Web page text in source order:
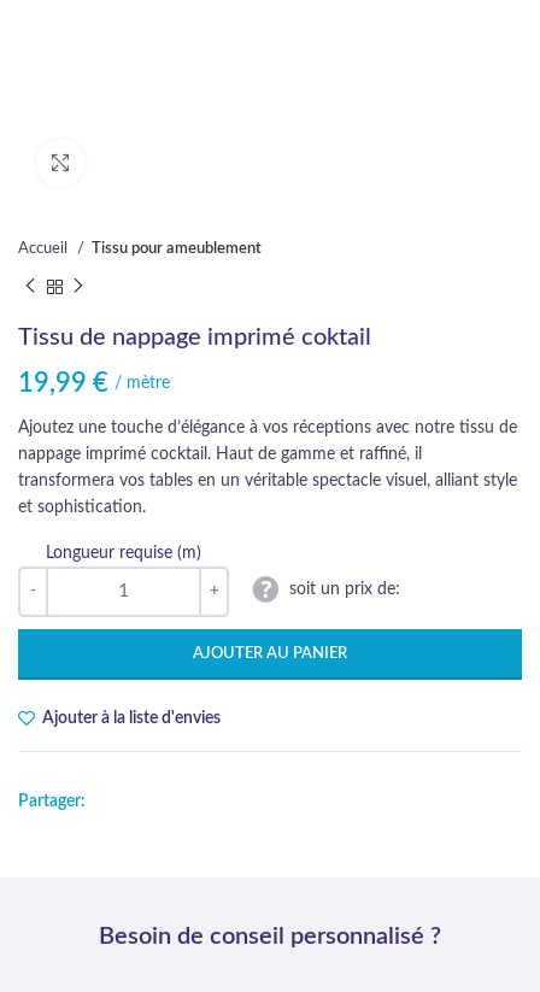
Accueil Tissu pour ameublement
Tissu de nappage imprimé coktail
19,99 € / mètre
Ajoutez une touche d’élégance à vos réceptions avec notre tissu de
nappage imprimé cocktail. Haut de gamme et raffiné, il
transformera vos tables en un véritable spectacle visuel, alliant style
et sophistication.
Longueur requise (m)
soit un prix de:
AJOUTER AU PANIER
Ajouter à la liste d'envies
Partager:
Besoin de conseil personnalisé ?